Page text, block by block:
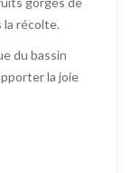
la récolte.
du bassin
la joie